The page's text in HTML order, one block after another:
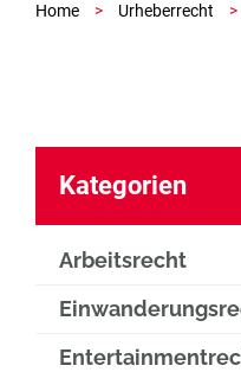
Home > Urheberrecht >
Kategorien
Arbeitsrecht